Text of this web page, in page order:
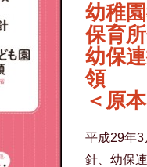
幼稚
保育
幼保
領
＜原
平成29年
針、幼保